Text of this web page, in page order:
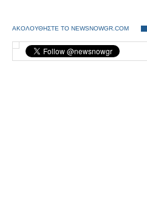
ΑΚΟΛΟΥΘΗΣΤΕ ΤΟ NEWSNOWGR.COM